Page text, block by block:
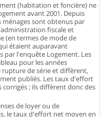
(habitation et foncière) ne
avant 2001. Depuis
ménages sont obtenus par
fiscale et
(en termes de mode de
étaient auparavant
par l'enquête Logement. Les
pour les années
rupture de série et diffèrent,
publiés. Les taux d'effort
corrigés ; ils diffèrent donc des
de loyer ou de
le taux d'effort net moyen en